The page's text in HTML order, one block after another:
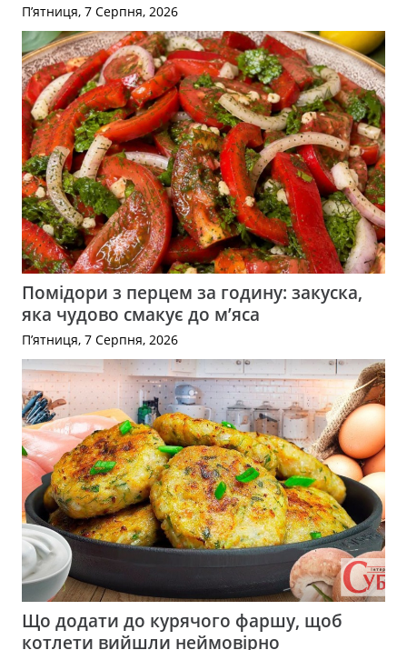
П’ятниця, 7 Серпня, 2026
Помідори з перцем за годину: закуска,
яка чудово смакує до м’яса
П’ятниця, 7 Серпня, 2026
Що додати до курячого фаршу, щоб
котлети вийшли неймовірно